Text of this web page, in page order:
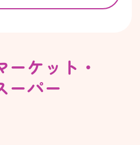
ーケット・
ーパー